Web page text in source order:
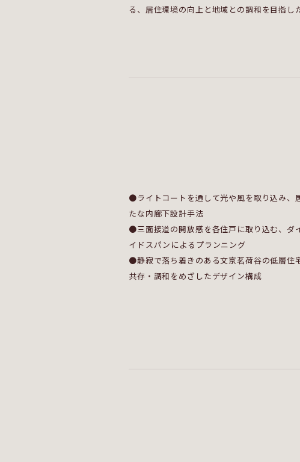
る、居住環境の向上と地域との調和を目指し
●ライトコートを通して光や風を取り込み、
たな内廊下設計手法
●三面接道の開放感を各住戸に取り込む、ダ
イドスパンによるプランニング
●静寂で落ち着きのある文京茗荷谷の低層住
共存・調和をめざしたデザイン構成